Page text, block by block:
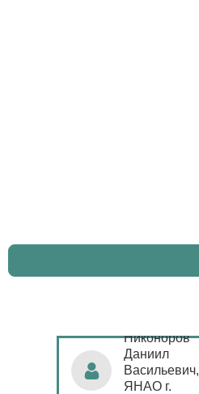
Никоноров
Даниил
Васильевич,
ЯНАО г.